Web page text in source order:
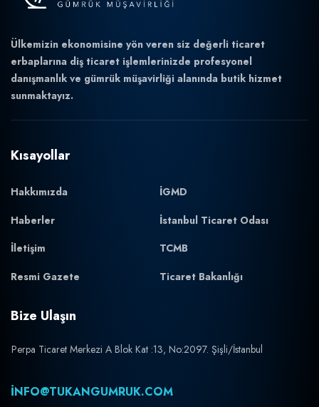
Ülkemizin ekonomisine yön veren siz değerli ticaret
erbaplarına diş ticaret işlemlerinizde profesyonel
danışmanlık ve gümrük müşavirliği alanında butik hizmet
sunmaktayız.
Kısayollar
Hakkımızda
Haberler
İletişim
Resmi Gazete
İGMD
İstanbul Ticaret Odası
TCMB
Ticaret Bakanlığı
Bize Ulaşın
Perpa Ticaret Merkezi A Blok Kat :13, No:2097. Şişli/İstanbul
INFO@TUKANGUMRUK.COM